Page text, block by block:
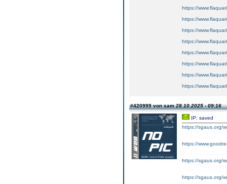
https://
https://
https://
https://
https://
https://
https://
https://
#420999 von sam28.10.2025 - 09:16
IP: saved
https://sgaus.org/
https://
https://sgaus.org/
https://sgaus.org/